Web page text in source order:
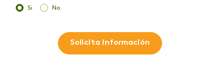
Si No
Solicita información